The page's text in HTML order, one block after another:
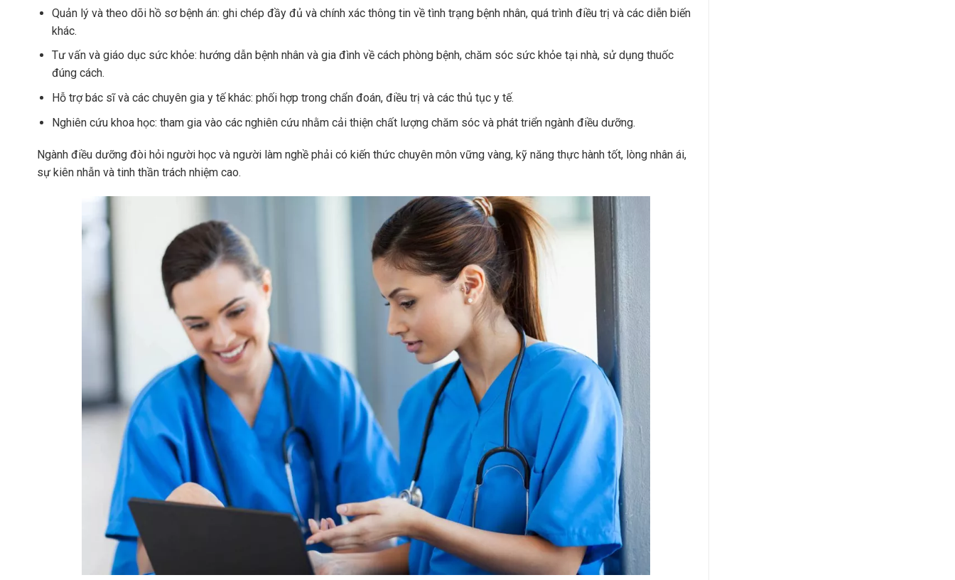
Quản lý và theo dõi hồ sơ bệnh án: ghi chép đầy đủ và chính xác thông tin về tình trạng bệnh nhân, quá trình điều trị và các diễn biến
khác.
Tư vấn và giáo dục sức khỏe: hướng dẫn bệnh nhân và gia đình về cách phòng bệnh, chăm sóc sức khỏe tại nhà, sử dụng thuốc
đúng cách.
Hỗ trợ bác sĩ và các chuyên gia y tế khác: phối hợp trong chẩn đoán, điều trị và các thủ tục y tế.
Nghiên cứu khoa học: tham gia vào các nghiên cứu nhằm cải thiện chất lượng chăm sóc và phát triển ngành điều dưỡng.
Ngành điều dưỡng đòi hỏi người học và người làm nghề phải có kiến thức chuyên môn vững vàng, kỹ năng thực hành tốt, lòng nhân ái,
sự kiên nhẫn và tinh thần trách nhiệm cao.